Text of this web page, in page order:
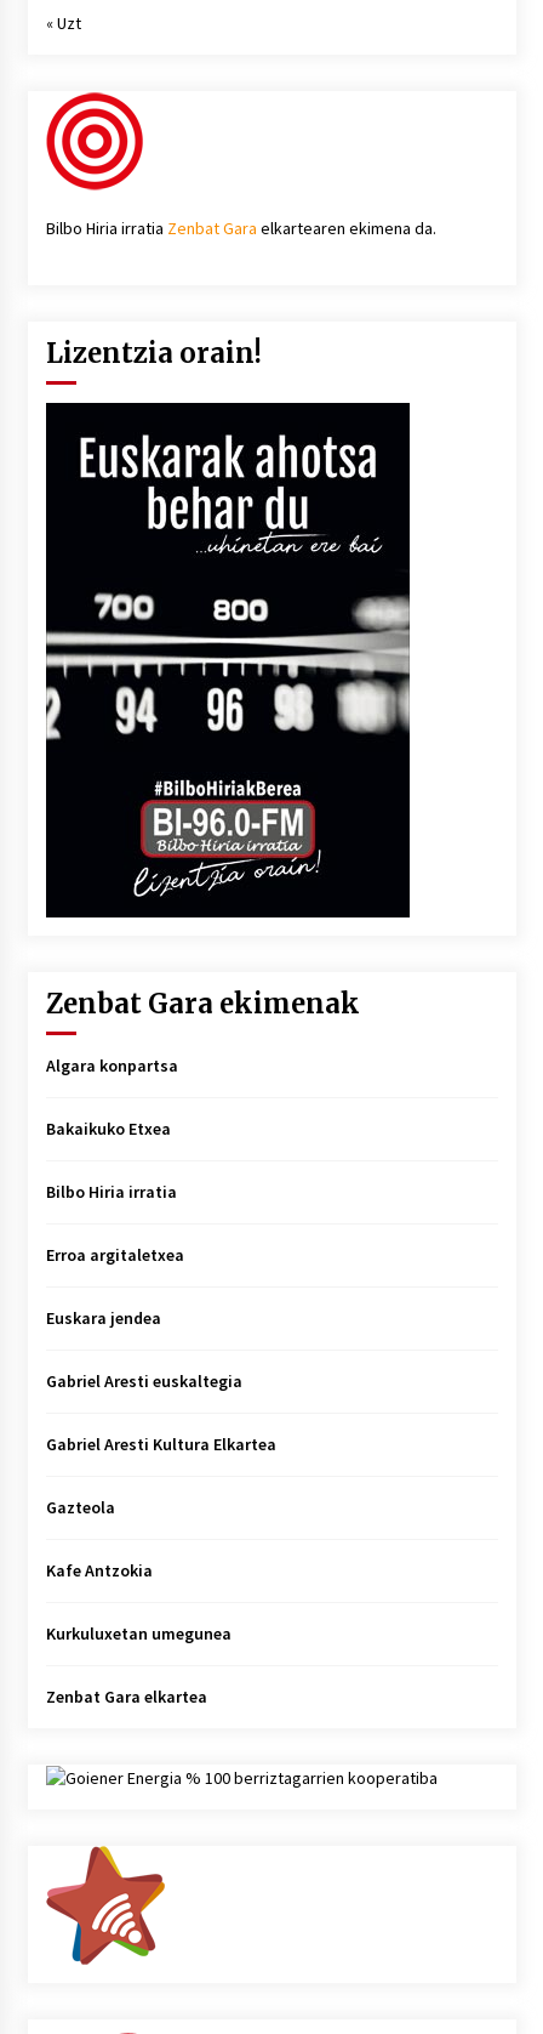
« Uzt
Bilbo Hiria irratia Zenbat Gara elkartearen ekimena da.
Lizentzia orain!
Zenbat Gara ekimenak
Algara konpartsa
Bakaikuko Etxea
Bilbo Hiria irratia
Erroa argitaletxea
Euskara jendea
Gabriel Aresti euskaltegia
Gabriel Aresti Kultura Elkartea
Gazteola
Kafe Antzokia
Kurkuluxetan umegunea
Zenbat Gara elkartea